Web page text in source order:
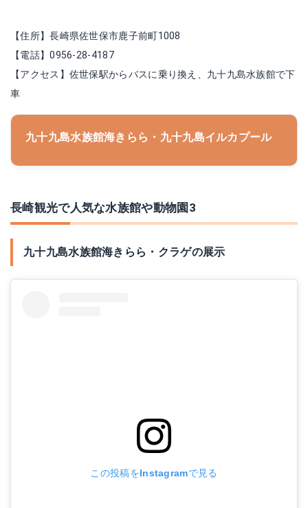
【住所】長崎県佐世保市鹿子前町1008
【電話】0956-28-4187
【アクセス】佐世保駅からバスに乗り換え、九十九島水族館で下
車
九十九島水族館海きらら・九十九島イルカプール
長崎観光で人気な水族館や動物園3
九十九島水族館海きらら・クラゲの展示
この投稿をInstagramで見る